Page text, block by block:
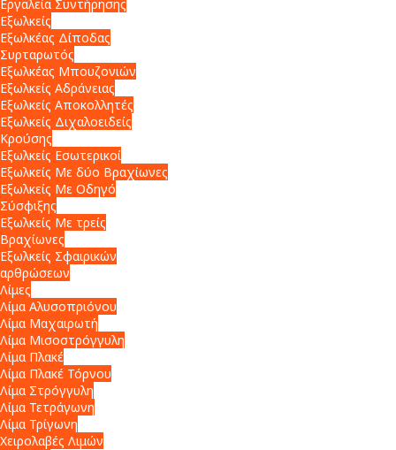
Εργαλεία Συντήρησης
Εξωλκείς
Εξωλκέας Δίποδας
Συρταρωτός
Εξωλκέας Μπουζονιών
Εξωλκείς Αδράνειας
Εξωλκείς Αποκολλητές
Εξωλκείς Διχαλοειδείς
Κρούσης
Εξωλκείς Εσωτερικοί
Εξωλκείς Με δύο Βραχίωνες
Εξωλκείς Με Οδηγό
Σύσφιξης
Εξωλκείς Με τρείς
Βραχίωνες
Εξωλκείς Σφαιρικών
αρθρώσεων
Λίμες
Λίμα Αλυσοπριόνου
Λίμα Μαχαιρωτή
Λίμα Μισοστρόγγυλη
Λίμα Πλακέ
Λίμα Πλακέ Τόρνου
Λίμα Στρόγγυλη
Λίμα Τετράγωνη
Λίμα Τρίγωνη
Χειρολαβές Λιμών